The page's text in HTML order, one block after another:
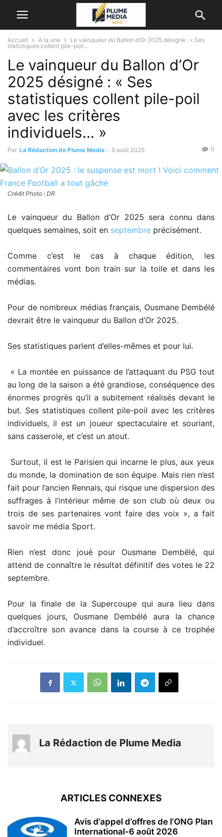
Accueil A la une
Le vainqueur du Ballon d’Or 2025 désigné : « Ses
statistiques collent pile-poil...
Le vainqueur du Ballon d’Or
2025 désigné : « Ses
statistiques collent pile-poil
avec les critères
individuels… »
Par La Rédaction de Plume Media - 9 août 2025 0
Crédit Photo : DR
Le vainqueur du Ballon d’Or 2025 sera connu dans
quelques semaines, soit en septembre précisément.
Comme c’est le cas à chaque édition, les
commentaires vont bon train sur la toile et dans les
médias.
Pour de nombreux médias français, Ousmane Dembélé
devrait être le vainqueur du Ballon d’Or 2025.
Ses statistiques parlent d’elles-mêmes et pour lui.
« La montée en puissance de l’attaquant du PSG tout
au long de la saison a été grandiose, conséquence des
énormes progrès qu’il a subitement réalisés devant le
but. Ses statistiques collent pile-poil avec les critères
individuels, il est un joueur spectaculaire et souriant,
sans casserole, et c’est un atout.
Surtout, il est le Parisien qui incarne le plus, aux yeux
du monde, la domination de son équipe. Mais rien n’est
fait pour l’ancien Rennais, qui risque une dispersion des
suffrages à l’intérieur même de son club où deux ou
trois de ses partenaires vont faire des voix », a fait
savoir me média Sport.
Rien n’est donc joué pour Ousmane Dembélé, qui
attend de connaître le résultat définitif des votes le 22
septembre.
Pour la finale de la Supercoupe qui aura lieu dans
quelques jours, Ousmane Dembélé aura la chance
d’accroître son avance dans la course à ce trophée
individuel.
La Rédaction de Plume Media
ARTICLES CONNEXES
Avis d’appel d’offres de l’ONG Plan
International-6 août 2026